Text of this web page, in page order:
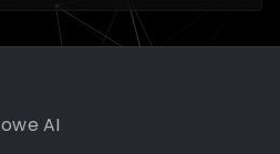
AI